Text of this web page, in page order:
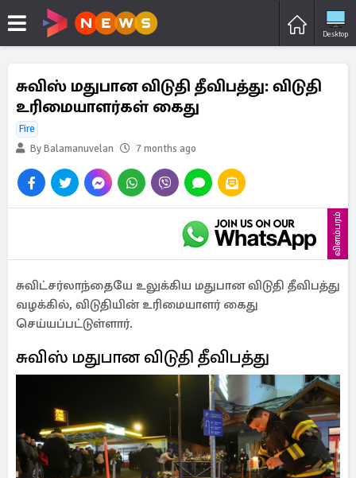
Desktop
சுவிஸ் மதுபான விடுதி தீவிபத்து: விடுதி
உரிமையாளர்கள் கைது
Fire
By Balamanuvelan
7 months ago
விளம்பரம்
சுவிட்சர்லாந்தையே உலுக்கிய மதுபான விடுதி தீவிபத்து
வழக்கில், விடுதியின் உரிமையாளர் கைது
செய்யப்பட்டுள்ளார்.
சுவிஸ் மதுபான விடுதி தீவிபத்து